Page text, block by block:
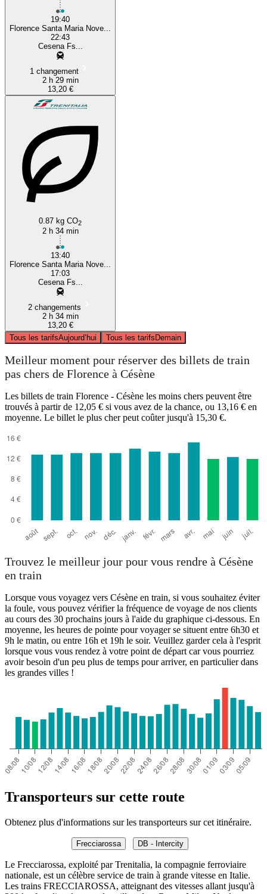
19:40
Florence Santa Maria Nove...
22:43
Cesena Fs...
1 changement
2 h 29 min
13,20 €
0.87 kg CO2
2 h 34 min
13:40
Florence Santa Maria Nove...
17:03
Cesena Fs...
2 changements
2 h 34 min
13,20 €
Tous les tarifsAujourd’hui Tous les tarifsDemain
Meilleur moment pour réserver des billets de train
pas chers de Florence à Césène
Les billets de train Florence - Césène les moins chers peuvent être
trouvés à partir de 12,05 € si vous avez de la chance, ou 13,16 € en
moyenne. Le billet le plus cher peut coûter jusqu'à 15,30 €.
Trouvez le meilleur jour pour vous rendre à Césène
en train
Lorsque vous voyagez vers Césène en train, si vous souhaitez éviter
la foule, vous pouvez vérifier la fréquence de voyage de nos clients
au cours des 30 prochains jours à l'aide du graphique ci-dessous. En
moyenne, les heures de pointe pour voyager se situent entre 6h30 et
9h le matin, ou entre 16h et 19h le soir. Veuillez garder cela à l'esprit
lorsque vous vous rendez à votre point de départ car vous pourriez
avoir besoin d'un peu plus de temps pour arriver, en particulier dans
les grandes villes !
Transporteurs sur cette route
Obtenez plus d'informations sur les transporteurs sur cet itinéraire.
Frecciarossa DB - Intercity
Le Frecciarossa, exploité par Trenitalia, la compagnie ferroviaire
nationale, est un célèbre service de train à grande vitesse en Italie.
Les trains FRECCIAROSSA, atteignant des vitesses allant jusqu'à